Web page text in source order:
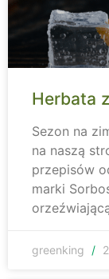
Herbata
Sezon na
na naszą
przepisów
marki
greenking